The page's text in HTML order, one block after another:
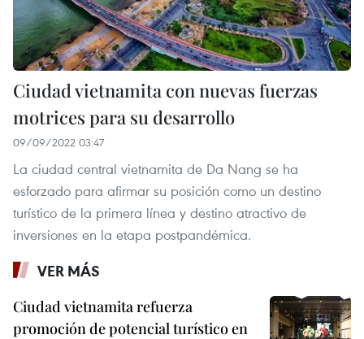
Ciudad vietnamita con nuevas fuerzas
motrices para su desarrollo
09/09/2022 03:47
La ciudad central vietnamita de Da Nang se ha
esforzado para afirmar su posición como un destino
turístico de la primera línea y destino atractivo de
inversiones en la etapa postpandémica.
VER MÁS
Ciudad vietnamita refuerza
promoción de potencial turístico en